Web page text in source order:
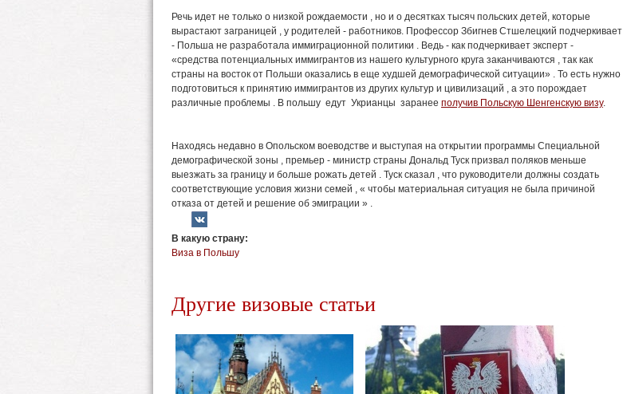
Речь идет не только о низкой рождаемости , но и о десятках тысяч польских детей, которые
вырастают заграницей , у родителей - работников. Профессор Збигнев Стшелецкий подчеркивает
- Польша не разработала иммиграционной политики . Ведь - как подчеркивает эксперт -
«средства потенциальных иммигрантов из нашего культурного круга заканчиваются , так как
страны на восток от Польши оказались в еще худшей демографической ситуации» . То есть нужно
подготовиться к принятию иммигрантов из других культур и цивилизаций , а это порождает
различные проблемы . В польшу едут Укрианцы заранее получив Польскую Шенгенскую визу.
Находясь недавно в Опольском воеводстве и выступая на открытии программы Специальной
демографической зоны , премьер - министр страны Дональд Туск призвал поляков меньше
выезжать за границу и больше рожать детей . Туск сказал , что руководители должны создать
соответствующие условия жизни семей , « чтобы материальная ситуация не была причиной
отказа от детей и решение об эмиграции » .
В какую страну:
Виза в Польшу
Другие визовые статьи